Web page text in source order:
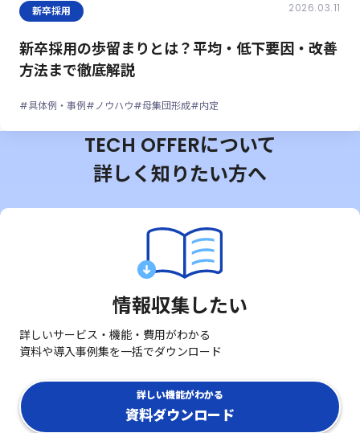
新卒採用 2026.03.11
新卒採用の歩留まりとは？平均・低下要因・改善
方法まで徹底解説
#具体例・事例#ノウハウ#母集団形成#内定
TECH OFFERについて
詳しく知りたい方へ
情報収集したい
詳しいサービス・機能・費用がわかる
資料や導入事例集を一括でダウンロード
詳しい機能がわかる
資料ダウンロード